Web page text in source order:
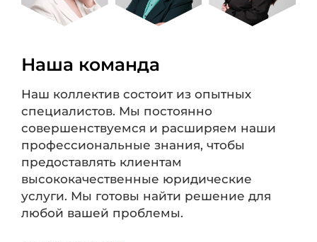
Наша команда
Наш коллектив состоит из опытных
специалистов. Мы постоянно
совершенствуемся и расширяем наши
профессиональные знания, чтобы
предоставлять клиентам
высококачественные юридические
услуги. Мы готовы найти решение для
любой вашей проблемы.